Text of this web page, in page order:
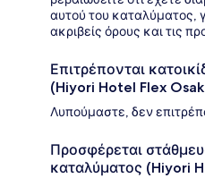
αυτού του καταλύματος,
ακριβείς όρους και τις
Επιτρέπονται
(Hiyori Hotel Flex
Λυπούμαστε, δεν
Προσφέρεται
καταλύματος (Hiyori